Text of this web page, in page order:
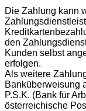
Die Zahlung kann
den
Kunden selbst
erfolgen.
Als weitere
Banküberweisung
P.S.K. (Bank für
österreichische